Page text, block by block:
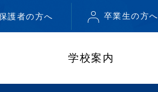
護者の方へ 卒業生の方へ
学校案内